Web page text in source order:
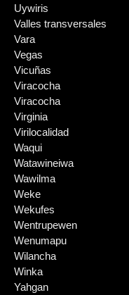
Uywiris
Valles transversales
Vara
Vegas
Vicuñas
Viracocha
Viracocha
Virginia
Virilocalidad
Waqui
Watawineiwa
Wawilma
Weke
Wekufes
Wentrupewen
Wenumapu
Wilancha
Winka
Yahgan